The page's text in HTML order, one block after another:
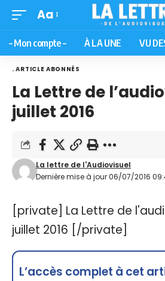
Aa
– Mon compte – À LA UNE VU
. ARTICLE ABONNÉS
La Lettre de
juillet 2016
Dernière mise à jour 06/07/2016
La lettre de l'Audiovisuel
[private] La Lettre de
juillet 2016 [/private]
L’accès complet à cet